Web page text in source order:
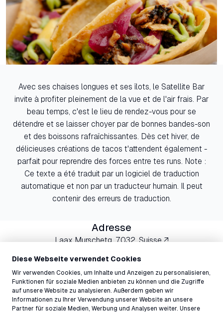
Diese Webseite verwendet Cookies
Wir verwenden Cookies, um Inhalte und Anzeigen zu personalisieren,
Funktionen für soziale Medien anbieten zu können und die Zugriffe
auf unsere Website zu analysieren. Außerdem geben wir
Informationen zu Ihrer Verwendung unserer Website an unsere
Partner für soziale Medien, Werbung und Analysen weiter. Unsere
Avec ses chaises longues et ses îlots, le Satellite Bar
invite à profiter pleinement de la vue et de l'air frais. Par
beau temps, c'est le lieu de rendez-vous pour se
détendre et se laisser choyer par de bonnes bandes-son
et des boissons rafraîchissantes. Dès cet hiver, de
délicieuses créations de tacos t'attendent également -
parfait pour reprendre des forces entre tes runs. Note :
Ce texte a été traduit par un logiciel de traduction
automatique et non par un traducteur humain. Il peut
contenir des erreurs de traduction.
Adresse
Laax Murschetg, 7032, Suisse ↗
+41 81 927 73 45